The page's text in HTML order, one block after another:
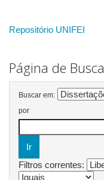
Repositório UNIFEI
Página de Busca
Buscar em:
por
Filtros correntes: